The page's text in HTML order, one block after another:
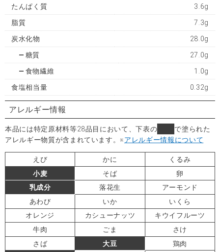
たんぱく質 3.6g
脂質 7.3g
炭水化物 28.0g
糖質 27.0g
食物繊維 1.0g
食塩相当量 0.32g
アレルギー情報
本品には特定原材料等28品目において、下表の
で塗られた
アレルギー物質が含まれています。※アレルギー情報について
えび かに
くるみ
小麦
そば
卵
乳成分
落花生
アーモンド
あわび
いか
いくら
オレンジ
カシューナッツ
キウイフルーツ
牛肉
ごま
さけ
さば
大豆
鶏肉